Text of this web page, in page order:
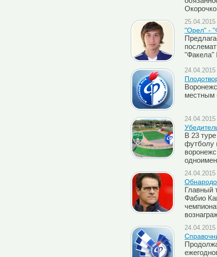
"Орел" -
"Факела"
местным
В 23
футболу
Главный
Фабио